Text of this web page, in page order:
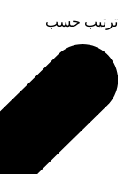
ترتيب حسب